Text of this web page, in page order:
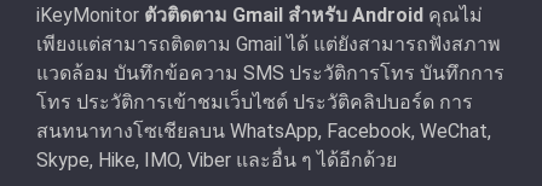
iKeyMonitor ตัวติดตาม Gmail สําหรับ Android คุณไม่
เพียงแต่สามารถติดตาม Gmail ได้ แต่ยังสามารถฟังสภาพ
แวดล้อม บันทึกข้อความ SMS ประวัติการโทร บันทึกการ
โทร ประวัติการเข้าชมเว็บไซต์ ประวัติคลิปบอร์ด การ
สนทนาทางโซเชียลบน WhatsApp, Facebook, WeChat,
Skype, Hike, IMO, Viber และอื่น ๆ ได้อีกด้วย